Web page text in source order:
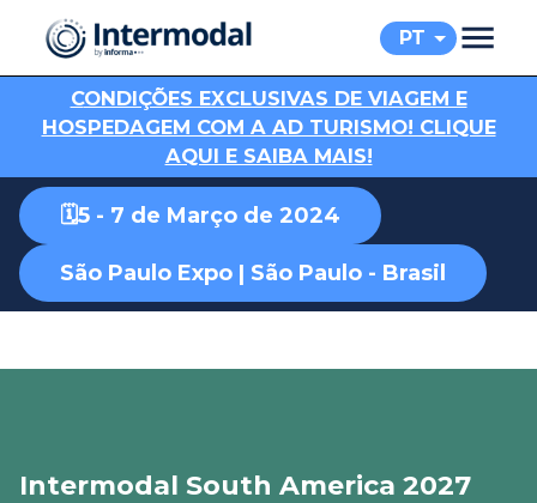
PT
CONDIÇÕES EXCLUSIVAS DE VIAGEM E
HOSPEDAGEM COM A AD TURISMO! CLIQUE
AQUI E SAIBA MAIS!
🗓️5 - 7 de Março de 2024
São Paulo Expo | São Paulo - Brasil
Intermodal South America 2027